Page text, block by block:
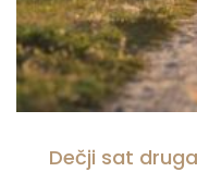
Dečji sat